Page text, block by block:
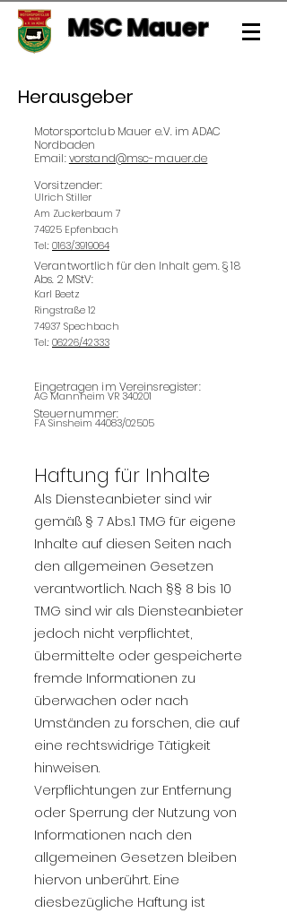
MSC Mauer
Herausgeber
Motorsportclub Mauer e.V. im ADAC
Nordbaden
Email:vorstand@msc-mauer.de
Vorsitzender:
Verantwortlich für den Inhalt gem. § 18
Abs. 2 MStV:
Eingetragen im Vereinsregister:
Steuernummer:
Haftung für Inhalte
Als Diensteanbieter sind wir
gemäß § 7 Abs.1 TMG für eigene
Inhalte auf diesen Seiten nach
den allgemeinen Gesetzen
verantwortlich. Nach §§ 8 bis 10
TMG sind wir als Diensteanbieter
jedoch nicht verpflichtet,
übermittelte oder gespeicherte
fremde Informationen zu
überwachen oder nach
Umständen zu forschen, die auf
eine rechtswidrige Tätigkeit
hinweisen.
Verpflichtungen zur Entfernung
oder Sperrung der Nutzung von
Informationen nach den
allgemeinen Gesetzen bleiben
hiervon unberührt. Eine
diesbezügliche Haftung ist
Ulrich Stiller
Am Zuckerbaum 7
74925 Epfenbach
Tel.:0163/3919064
Karl Beetz
Ringstraße 12
74937 Spechbach
Tel.:06226/42333
AG Mannheim VR 340201
FA Sinsheim 44083/02505